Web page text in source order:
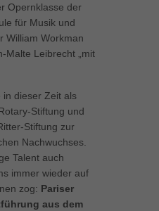
Opernklasse der
für Musik und
William Workman
Malte Leibrecht „mit
in dieser Zeit als
Stiftung und
Stiftung zur
Nachwuchses.
Talent auch
immer wieder auf
zog: Pariser
aus dem
Datenschutzerklärung